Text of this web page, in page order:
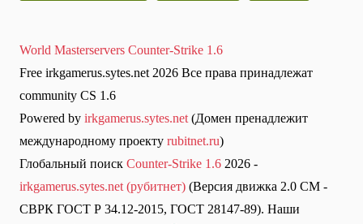
World Masterservers Counter-Strike 1.6
Free irkgamerus.sytes.net 2026 Все права принадлежат
community CS 1.6
Powered by irkgamerus.sytes.net (Домен пренадлежит
международному проекту rubitnet.ru)
Глобальный поиск Counter-Strike 1.6 2026 -
irkgamerus.sytes.net (рубитнет) (Версия движка 2.0 СМ -
СВРК ГОСТ Р 34.12-2015, ГОСТ 28147-89). Наши